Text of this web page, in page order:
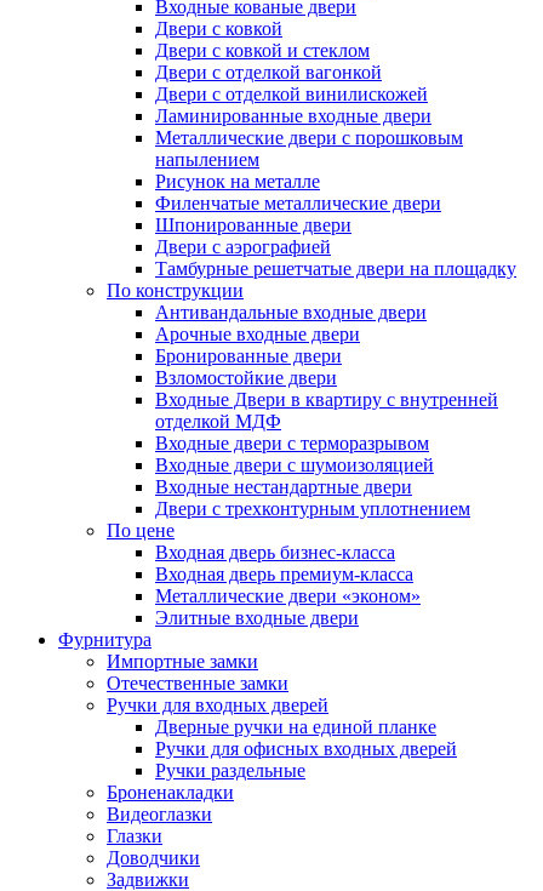
Входные кованые двери
Двери с ковкой
Двери с ковкой и стеклом
Двери с отделкой вагонкой
Двери с отделкой винилискожей
Ламинированные входные двери
Металлические двери с порошковым
напылением
Рисунок на металле
Филенчатые металлические двери
Шпонированные двери
Двери с аэрографией
Тамбурные решетчатые двери на площадку
По конструкции
Антивандальные входные двери
Арочные входные двери
Бронированные двери
Взломостойкие двери
Входные Двери в квартиру с внутренней
отделкой МДФ
Входные двери с терморазрывом
Входные двери с шумоизоляцией
Входные нестандартные двери
Двери с трехконтурным уплотнением
По цене
Входная дверь бизнес-класса
Входная дверь премиум-класса
Металлические двери «эконом»
Элитные входные двери
Фурнитура
Импортные замки
Отечественные замки
Ручки для входных дверей
Дверные ручки на единой планке
Ручки для офисных входных дверей
Ручки раздельные
Броненакладки
Видеоглазки
Глазки
Доводчики
Задвижки